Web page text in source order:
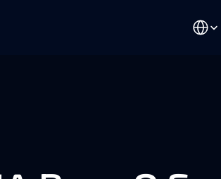
Select